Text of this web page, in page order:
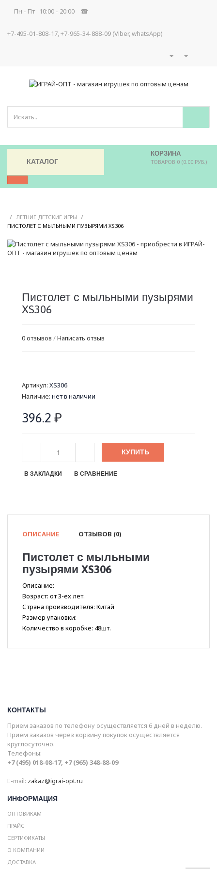
Пн - Пт 10:00 - 20:00 ☎
+7-495-01-808-17, +7-965-34-888-09 (Viber, whatsApp)
КОРЗИНА
ТОВАРОВ 0 (0.00 РУБ.)
КАТАЛОГ
/ ЛЕТНИЕ ДЕТСКИЕ ИГРЫ /
ПИСТОЛЕТ С МЫЛЬНЫМИ ПУЗЫРЯМИ XS306
Пистолет с мыльными пузырями
XS306
0 отзывов /Написать отзыв
Артикул: XS306
Наличие: нет в наличии
396.2 ₽
КУПИТЬ
В ЗАКЛАДКИ В СРАВНЕНИЕ
ОПИСАНИЕ ОТЗЫВОВ (0)
Пистолет с мыльными
пузырями XS306
Описание:
Возраст: от 3-ех лет.
Страна производителя: Китай
Размер упаковки:
Количество в коробке: 48шт.
КОНТАКТЫ
Прием заказов по телефону осуществляется 6 дней в неделю.
Прием заказов через корзину покупок осуществляется
круглосуточно.
Телефоны:
+7 (495) 018-08-17, +7 (965) 348-88-09
E-mail: zakaz@igrai-opt.ru
ИНФОРМАЦИЯ
ОПТОВИКАМ
ПРАЙС
СЕРТИФИКАТЫ
О КОМПАНИИ
ДОСТАВКА